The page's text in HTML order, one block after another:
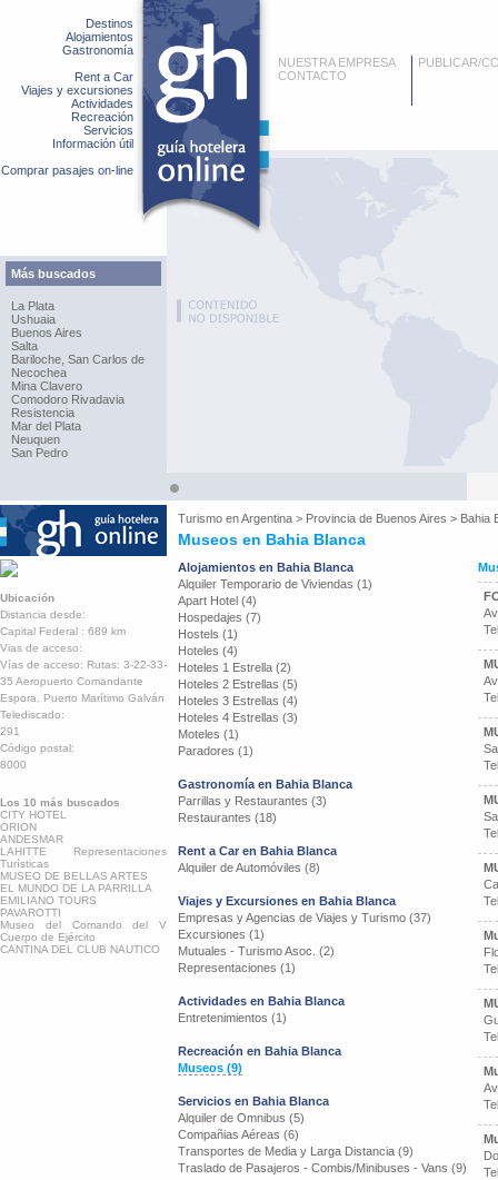
Destinos
Alojamientos
Gastronomía
Rent a Car
Viajes y excursiones
Actividades
Recreación
Servicios
Información útil
Comprar pasajes on-line
Más buscados
La Plata
Ushuaia
Buenos Aires
Salta
Bariloche, San Carlos de
Necochea
Mina Clavero
Comodoro Rivadavia
Resistencia
Mar del Plata
Neuquen
San Pedro
NUESTRA EMPRESA
CONTACTO
PUBLICAR/
Turismo enArgentina > Provincia de Buenos Aires > Bahia
Museos en Bahia Blanca
Ubicación
Distancia desde:
Capital Federal : 689 km
Vias de acceso:
Vías de acceso: Rutas: 3-22-33-
35 Aeropuerto Comandante
Espora. Puerto Marítimo Galván
Telediscado:
291
Código postal:
8000
Los 10 más buscados
CITY HOTEL
ORION
ANDESMAR
LAHITTE Representaciones
Turísticas
MUSEO DE BELLAS ARTES
EL MUNDO DE LA PARRILLA
EMILIANO TOURS
PAVAROTTI
Museo del Comando del V
Cuerpo de Ejército
CANTINA DEL CLUB NAUTICO
Alojamientos en Bahia Blanca
Alquiler Temporario de Viviendas (1)
Apart Hotel (4)
Hospedajes (7)
Hostels (1)
Hoteles (4)
Hoteles 1 Estrella (2)
Hoteles 2 Estrellas (5)
Hoteles 3 Estrellas (4)
Hoteles 4 Estrellas (3)
Moteles (1)
Paradores (1)
Gastronomía en Bahia Blanca
Parrillas y Restaurantes (3)
Restaurantes (18)
Rent a Car en Bahia Blanca
Alquiler de Automóviles (8)
Viajes y Excursiones en Bahia Blanca
Empresas y Agencias de Viajes y Turismo (37)
Excursiones (1)
Mutuales - Turismo Asoc. (2)
Representaciones (1)
Actividades en Bahia Blanca
Entretenimientos (1)
Recreación en Bahia Blanca
Museos (9)
Servicios en Bahia Blanca
Alquiler de Omnibus (5)
Compañias Aéreas (6)
Transportes de Media y Larga Distancia (9)
Traslado de Pasajeros - Combis/Minibuses - Vans (9)